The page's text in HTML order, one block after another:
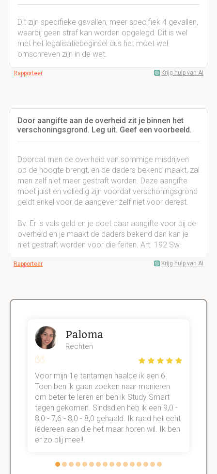
Dit zijn specifieke gevallen, meer specifiek 4 gevallen,
waarbij geen straf kan worden opgelegd. Dit is wel
met het legalisatiebeginsel dus het moet wel
omschreven zijn in de wet.
Rapporteer Krijg hulp van AI
Door aangifte aan de overheid zit je binnen het
verschoningsgrond. Leg uit. Geef een voorbeeld.
Doordat men de overheid van sommige misdrijven
op de hoogte brengt, en de daders bekend maakt, zal
men zelf niet meer gestraft worden. Deze aangifte
moet juist en volledig zijn voordat verschoningsgrond
geldt enkel voor de aangever zelf niet voor derest.
Bv. Er is vals geld en je doet daar aangifte voor bij de
overheid en je maakt de daders bekend dan kan je
niet gestraft worden voor die feiten. Art. 192 Sw.
Rapporteer Krijg hulp van AI
Paloma
Rechten
Voor mijn 1e tentamen haalde ik een 6.
Toen ben ik gaan zoeken naar manieren
om beter te leren en ben ik Study Smart
tegen gekomen. Sindsdien heb ik een 9,0 -
8,0 - 7,6 - 8,0 - 8,0 gehaald. Ik raad het echt
íédereen aan die het maar horen wil. Ik ben
er zo blij mee!!